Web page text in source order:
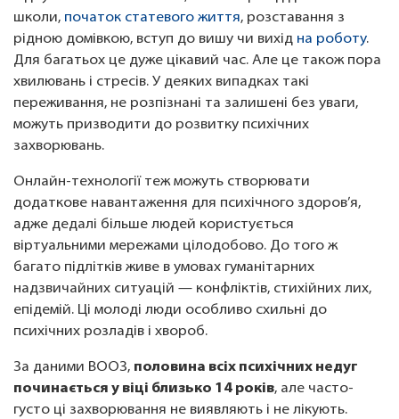
школи, початок статевого життя, розставання з
рідною домівкою, вступ до вишу чи вихід на роботу.
Для багатьох це дуже цікавий час. Але це також пора
хвилювань і стресів. У деяких випадках такі
переживання, не розпізнані та залишені без уваги,
можуть призводити до розвитку психічних
захворювань.
Онлайн-технології теж можуть створювати
додаткове навантаження для психічного здоров’я,
адже дедалі більше людей користується
віртуальними мережами цілодобово. До того ж
багато підлітків живе в умовах гуманітарних
надзвичайних ситуацій — конфліктів, стихійних лих,
епідемій. Ці молоді люди особливо схильні до
психічних розладів і хвороб.
За даними ВООЗ, половина всіх психічних недуг
починається у віці близько 14 років, але часто-
густо ці захворювання не виявляють і не лікують.